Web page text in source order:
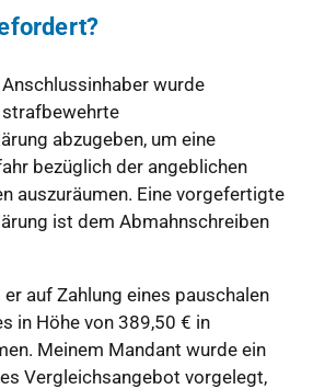
wurde
abzugeben, um eine
bezüglich der angeblichen
auszuräumen. Eine vorgefertigte
ist dem Abmahnschreiben
auf Zahlung eines pauschalen
in Höhe von 389,50 € in
Meinem Mandant wurde ein
Vergleichsangebot vorgelegt,